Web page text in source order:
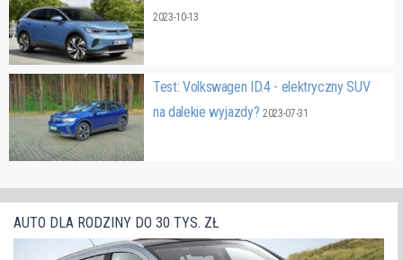
2023-10-13
Test: Volkswagen ID.4 - elektryczny SUV
na dalekie wyjazdy?2023-07-31
AUTO DLA RODZINY DO 30 TYS. ZŁ